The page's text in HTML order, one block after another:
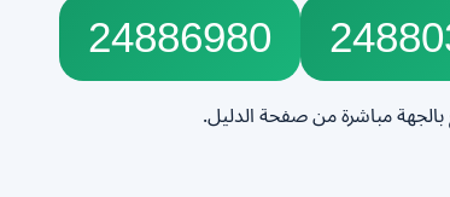
24886980
مباشرة من صفحة الدليل.